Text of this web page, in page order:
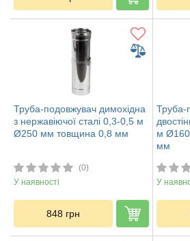
Труба-подовжувач димохідна
з нержавіючої сталі 0,3-0,5 м
Ø250 мм товщина 0,8 мм
(0)
У наявності
848 грн
Труба-
м
мм
У